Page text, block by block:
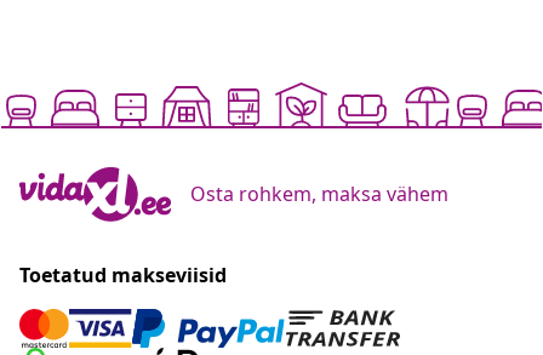
Osta rohkem, maksa vähem
Toetatud makseviisid